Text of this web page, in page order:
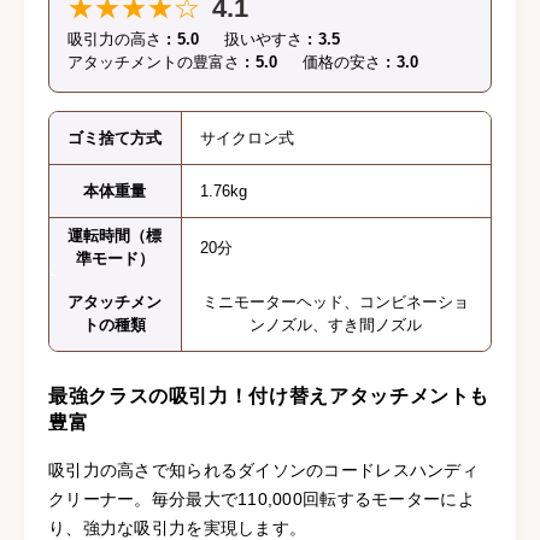
★★★★☆ 4.1
吸引力の高さ 5.0 扱いやすさ
3.5
アタッチメントの豊富さ
5.0 価格の安さ 3.0
ゴミ捨て方式 サイクロン式
本体重量 1.76kg
運転時間（標
準モード）
20分
アタッチメン
トの種類
ミニモーターヘッド、コンビネーショ
ンノズル、すき間ノズル
最強クラスの吸引力！付け替えアタッチメントも
豊富
吸引力の高さで知られるダイソンのコードレスハンディ
クリーナー。毎分最大で110,000回転するモーターによ
り、強力な吸引力を実現します。